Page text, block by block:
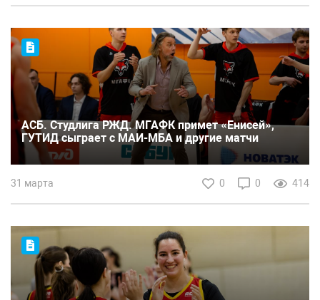
АСБ. Студлига РЖД. МГАФК примет «Енисей»,
ГУТИД сыграет с МАИ-МБА и другие матчи
31 марта 0 0 414